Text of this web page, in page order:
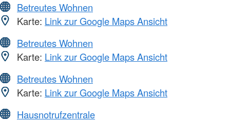
Betreutes Wohnen
Karte: Link zur Google Maps Ansicht
Betreutes Wohnen
Karte: Link zur Google Maps Ansicht
Betreutes Wohnen
Karte: Link zur Google Maps Ansicht
Hausnotrufzentrale